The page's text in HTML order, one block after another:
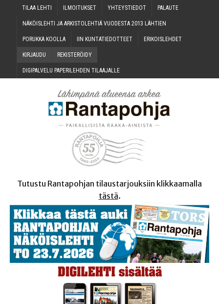
TILAA LEH­TI ILMOI­TUK­SET YHTEYS­TIE­DOT PALAU­TE
NÄKÖIS­LEH­TI JA ARKIS­TO­LEH­TIÄ VUO­DES­TA 2013 LÄHTIEN
PORUK­KA KOOLLA IIN KUN­TA­TIE­DOT­TEET ERI­KOIS­LEH­DET
KIR­JAU­DU REKIS­TE­RÖI­DY
DIGI­PAL­VE­LU PAPE­RI­LEH­DEN TILAAJALLE
Tutustu Rantapohjan tilaustarjouksiin klikkaamalla
tästä.